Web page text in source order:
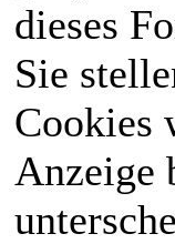
dieses
Sie
Cookies
Anzeige